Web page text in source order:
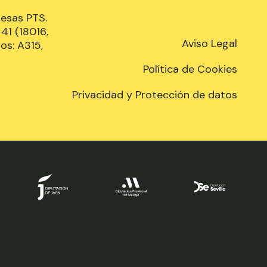
PTS.
(18016,
A315,
Aviso Legal
Política de Cookies
Privacidad y Protección de datos